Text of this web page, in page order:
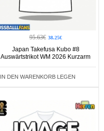
95.63€ 38.25€
Japan Takefusa Kubo #8
Auswärtstrikot WM 2026 Kurzarm
IN DEN WARENKORB LEGEN